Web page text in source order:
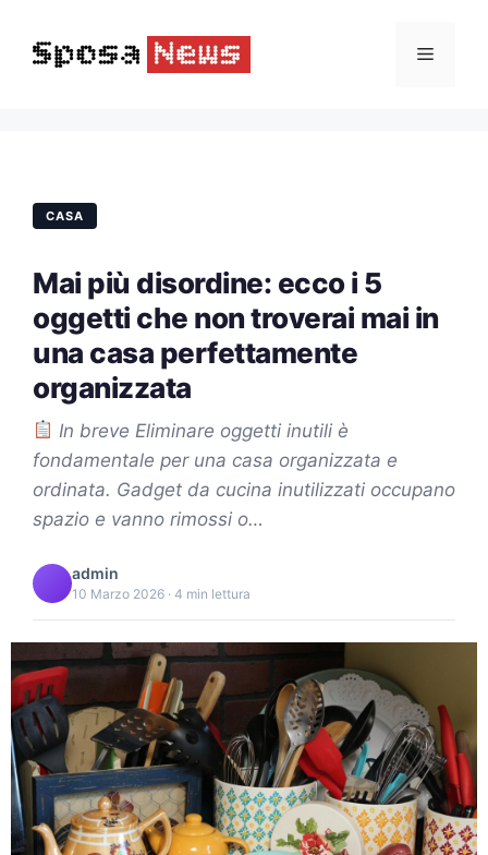
contenuto
Menu
CASA
Mai più disordine: ecco i 5
oggetti che non troverai mai in
una casa perfettamente
organizzata
In breve Eliminare oggetti inutili è
fondamentale per una casa organizzata e
ordinata. Gadget da cucina inutilizzati occupano
spazio e vanno rimossi o…
admin
10 Marzo 2026 · 4 min lettura